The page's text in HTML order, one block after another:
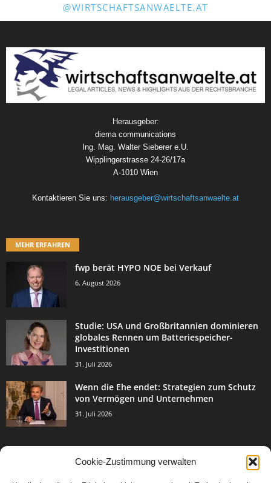
Cookie-Zustimmung verwalten
@WIRTSCHAFTSANWAELTE.AT
Herausgeber:
diema communications
Ing. Mag. Walter Sieberer e.U.
Wipplingerstrasse 24-26/17a
A-1010 Wien
Kontaktieren Sie uns: herausgeber@wirtschaftsanwaelte.at
MEHR ERFAHREN
fwp berät HYPO NOE bei Verkauf
6. August 2026
Studie: USA und Großbritannien dominieren
globales Rennen um Batteriespeicher-
Investitionen
31. Juli 2026
Wenn die Ehe endet: Strategien zum Schutz
von Vermögen und Unternehmen
31. Juli 2026